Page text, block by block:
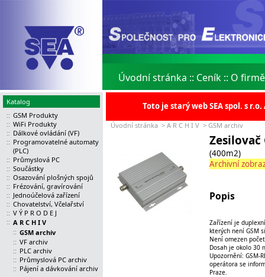
Úvodní stránka :: Ceník :: O firmě
Katalog
:: GSM Produkty
:: WiFi Produkty
:: Dálkové ovládání (VF)
:: Programovatelné automaty
(PLC)
:: Průmyslová PC
:: Součástky
:: Osazování plošných spojů
:: Frézování, gravírování
:: Jednoúčelová zařízení
:: Chovatelství, Včelařství
:: V Ý P R O D E J
:: A R C H I V
:: GSM archiv
:: VF archiv
:: PLC archiv
:: Průmyslová PC archiv
:: Pájení a dávkování archiv
Toto je starý web SEA spol. s
Úvodní stránka > A R C H I V > GSM archiv
Zesilovač
(400m2)
Archivní
Popis
Zařízení je
kterých není GSM
Není omezen
Dosah je okolo 30
Upozornění: GSM-
operátora se
Praze.